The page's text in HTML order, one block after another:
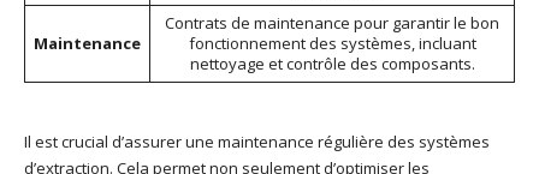
Maintenance
Contrats de maintenance pour garantir le bon
fonctionnement des systèmes, incluant
nettoyage et contrôle des composants.
Il est crucial d’assurer une maintenance régulière des systèmes
d’extraction. Cela permet non seulement d’optimiser les